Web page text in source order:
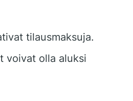
tilausmaksuja.
voivat olla aluksi